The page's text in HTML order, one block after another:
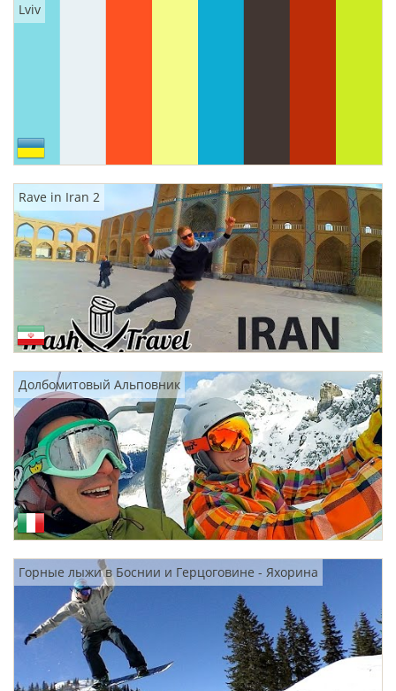
Lviv
Rave in Iran 2
Долбомитовый Альповник
Горные лыжи в Боснии и Герцоговине - Яхорина